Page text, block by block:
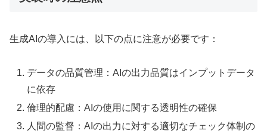
生成AIの導入には、以下の点に注意が必要です：
データの品質管理：AIの出力品質はインプットデータ
に依存
倫理的配慮：AIの使用に関する透明性の確保
人間の監督：AIの出力に対する適切なチェック体制の